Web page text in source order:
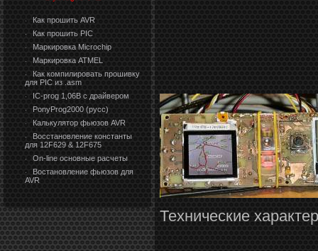
· Как прошить AVR
· Как прошить PIC
· Маркировка Microchip
· Маркировка ATMEL
·
Как компилировать прошивку
для PIC из .asm
· IC-prog 1,06В с драйвером
· PonyProg2000 (русс)
· Калькулятор фьюзов AVR
·
Восстановление константы
для 12F629 & 12F675
· On-line основные расчеты
·
Востановление фьюзов для
AVR
Технические